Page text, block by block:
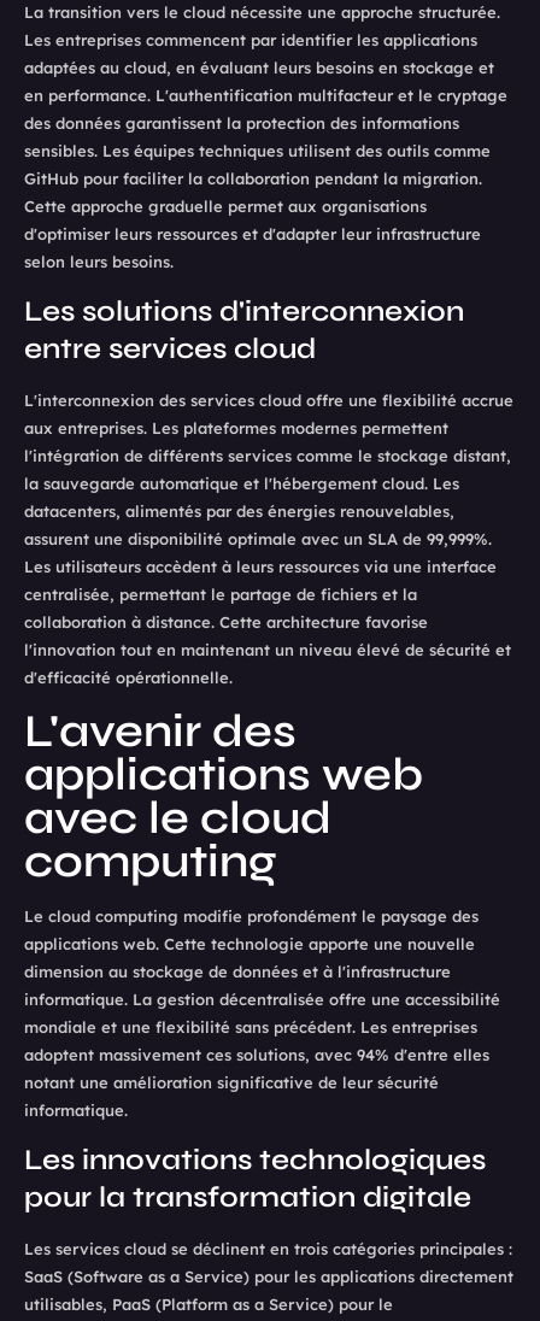
La transition vers le cloud nécessite une approche structurée.
Les entreprises commencent par identifier les applications
adaptées au cloud, en évaluant leurs besoins en stockage et
en performance. L'authentification multifacteur et le cryptage
des données garantissent la protection des informations
sensibles. Les équipes techniques utilisent des outils comme
GitHub pour faciliter la collaboration pendant la migration.
Cette approche graduelle permet aux organisations
d'optimiser leurs ressources et d'adapter leur infrastructure
selon leurs besoins.
Les solutions d'interconnexion
entre services cloud
L'interconnexion des services cloud offre une flexibilité accrue
aux entreprises. Les plateformes modernes permettent
l'intégration de différents services comme le stockage distant,
la sauvegarde automatique et l'hébergement cloud. Les
datacenters, alimentés par des énergies renouvelables,
assurent une disponibilité optimale avec un SLA de 99,999%.
Les utilisateurs accèdent à leurs ressources via une interface
centralisée, permettant le partage de fichiers et la
collaboration à distance. Cette architecture favorise
l'innovation tout en maintenant un niveau élevé de sécurité et
d'efficacité opérationnelle.
L'avenir des
applications web
avec le cloud
computing
Le cloud computing modifie profondément le paysage des
applications web. Cette technologie apporte une nouvelle
dimension au stockage de données et à l'infrastructure
informatique. La gestion décentralisée offre une accessibilité
mondiale et une flexibilité sans précédent. Les entreprises
adoptent massivement ces solutions, avec 94% d'entre elles
notant une amélioration significative de leur sécurité
informatique.
Les innovations technologiques
pour la transformation digitale
Les services cloud se déclinent en trois catégories principales :
SaaS (Software as a Service) pour les applications directement
utilisables, PaaS (Platform as a Service) pour le